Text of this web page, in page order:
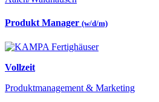
Produkt Manager (w/d/m)
Vollzeit
Produktmanagement & Marketing